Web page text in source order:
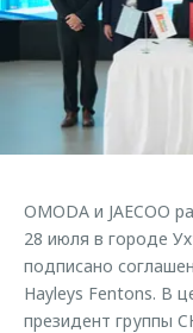
Страхование
Кредитный
Аксессуары
Одежда и сувениры
Запчасти
Трейд-ин
Калькулятор трейд-
Клиентская
O&J Автоклуб
Клуб владельцев
Приложение O&J
Одежда и сувениры
Оригинальные
Запчасти
Обратная связь
OMODA и JAECOO
28 июля в городе
подписано
Hayleys Fentons. В
президент группы